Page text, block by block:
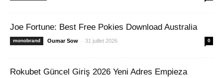
Joe Fortune: Best Free Pokies Download Australia
monobrand Oumar Sow - 31 juillet 2026 0
Rokubet Güncel Giriş 2026 Yeni Adres Empieza